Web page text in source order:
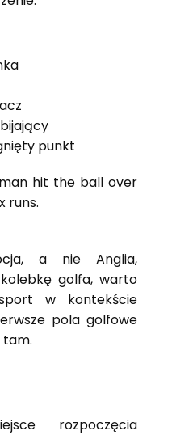
punkt
hit the ball over
runs.
a nie Anglia,
golfa, warto
w kontekście
pola golfowe
tam.
rozpoczęcia